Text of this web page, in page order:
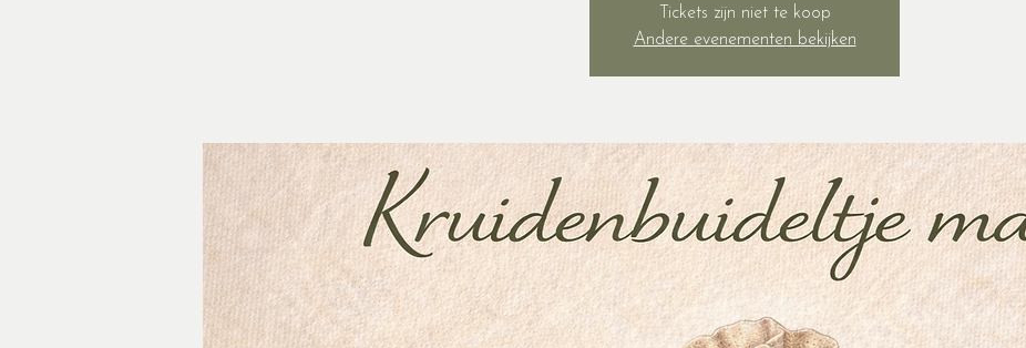
Tickets zijn niet te koop
Andere evenementen bekijken